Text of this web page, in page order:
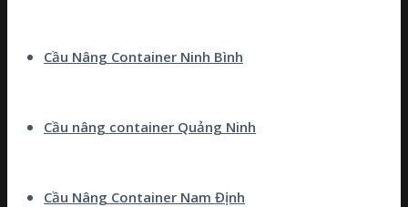
Cầu Nâng Container Ninh Bình
Cầu nâng container Quảng Ninh
Cầu Nâng Container Nam Định